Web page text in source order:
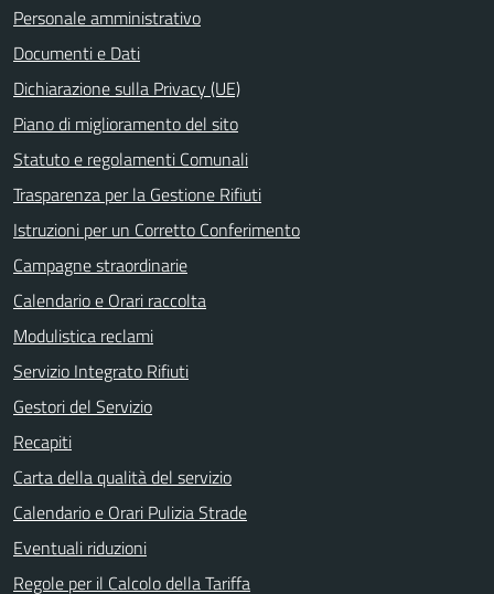
Personale amministrativo
Documenti e Dati
Dichiarazione sulla Privacy (UE)
Piano di miglioramento del sito
Statuto e regolamenti Comunali
Trasparenza per la Gestione Rifiuti
Istruzioni per un Corretto Conferimento
Campagne straordinarie
Calendario e Orari raccolta
Modulistica reclami
Servizio Integrato Rifiuti
Gestori del Servizio
Recapiti
Carta della qualità del servizio
Calendario e Orari Pulizia Strade
Eventuali riduzioni
Regole per il Calcolo della Tariffa